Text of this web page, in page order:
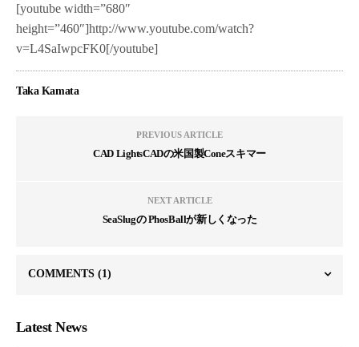
[youtube width=”680″
height=”460″]http://www.youtube.com/watch?
v=L4SaIwpcFK0[/youtube]
Taka Kamata
PREVIOUS ARTICLE
CAD LightsCADの米国製Coneスキマー
NEXT ARTICLE
SeaSlugの PhosBallが新しくなった
COMMENTS (1)
Latest News